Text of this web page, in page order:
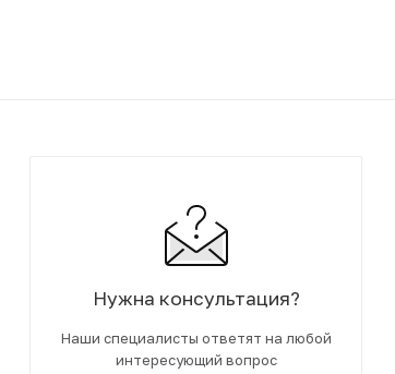
Нужна консультация?
Наши специалисты ответят на любой
интересующий вопрос